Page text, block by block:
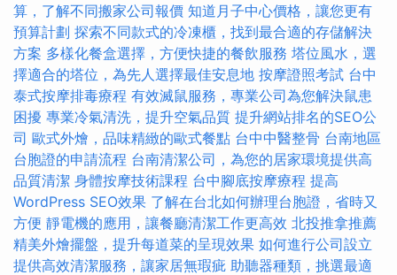
算，了解不同搬家公司報價 知道月子中心價格，讓您更有
預算計劃 探索不同款式的冷凍櫃，找到最合適的存儲解決
方案 多樣化餐盒選擇，方便快捷的餐飲服務 塔位風水，選
擇適合的塔位，為先人選擇最佳安息地 按摩證照考試 台中
泰式按摩排毒療程 有效滅鼠服務，專業公司為您解決鼠患
困擾 專業冷氣清洗，提升空氣品質 提升網站排名的SEO公
司 歐式外燴，品味精緻的歐式餐點 台中中醫整骨 台南地區
台胞證的申請流程 台南清潔公司，為您的居家環境提供高
品質清潔 身體按摩技術課程 台中腳底按摩療程 提高
WordPress SEO效果 了解在台北如何辦理台胞證，省時又
方便 靜電機的應用，讓餐廳清潔工作更高效 北投推拿推薦
精美外燴擺盤，提升每道菜的呈現效果 如何進行公司設立
提供高效清潔服務，讓家居無瑕疵 助聽器種類，挑選最適